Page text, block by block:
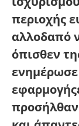
περιοχής
αλλοδαπό
όπισθεν
προσήλθαν